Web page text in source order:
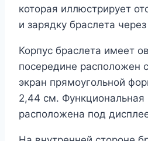
которая иллюстрирует
и зарядку браслета
Корпус браслета имеет
посередине расположен
экран прямоугольной
2,44 см. Функциональная
расположена под